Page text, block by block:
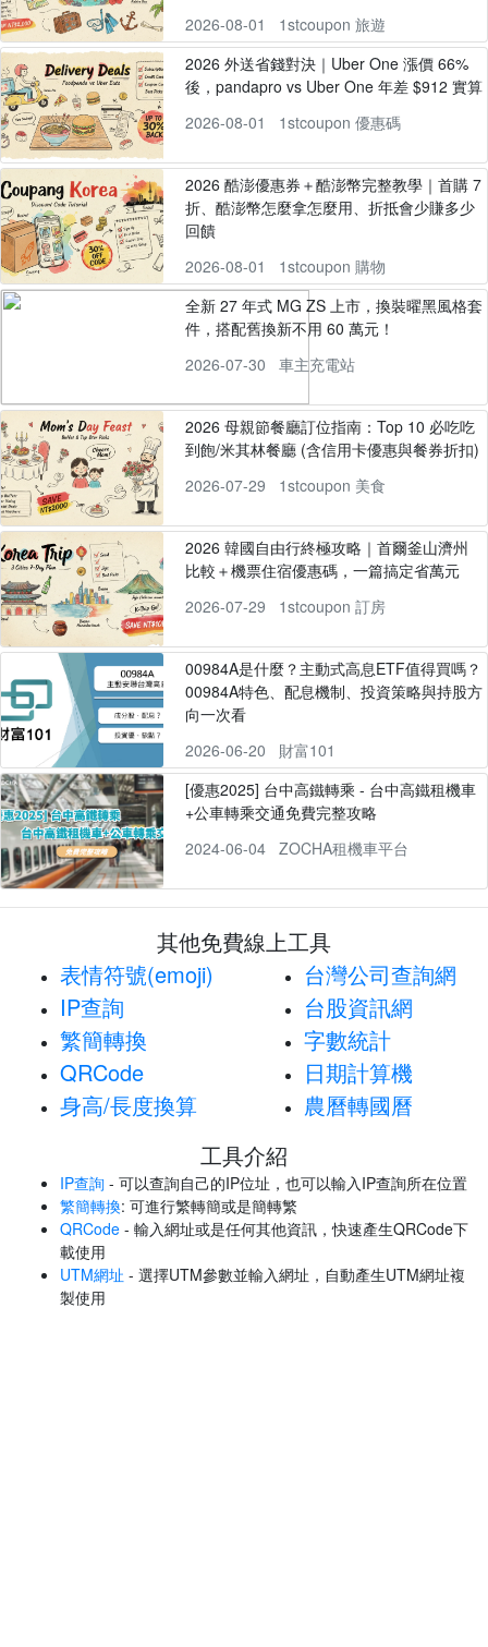
2026-08-01
1stcoupon 旅遊
2026 外送省錢對決｜Uber One 漲價 66%
後，pandapro vs Uber One 年差 $912 實算
2026-08-01
1stcoupon 優惠碼
2026 酷澎優惠券＋酷澎幣完整教學｜首購 7
折、酷澎幣怎麼拿怎麼用、折抵會少賺多少
回饋
2026-08-01
1stcoupon 購物
全新 27 年式 MG ZS 上市，換裝曜黑風格套
件，搭配舊換新不用 60 萬元！
2026-07-30
車主充電站
2026 母親節餐廳訂位指南：Top 10 必吃吃
到飽/米其林餐廳 (含信用卡優惠與餐券折扣)
2026-07-29
1stcoupon 美食
2026 韓國自由行終極攻略｜首爾釜山濟州
比較＋機票住宿優惠碼，一篇搞定省萬元
2026-07-29
1stcoupon 訂房
00984A是什麼？主動式高息ETF值得買嗎？
00984A特色、配息機制、投資策略與持股方
向一次看
2026-06-20
財富101
[優惠2025] 台中高鐵轉乘 - 台中高鐵租機車
+公車轉乘交通免費完整攻略
2024-06-04
ZOCHA租機車平台
其他免費線上工具
表情符號(emoji)
IP查詢
繁簡轉換
QRCode
身高/長度換算
台灣公司查詢網
台股資訊網
字數統計
日期計算機
農曆轉國曆
工具介紹
IP查詢 - 可以查詢自己的IP位址，也可以輸入IP查詢所在位置
繁簡轉換: 可進行繁轉簡或是簡轉繁
QRCode - 輸入網址或是任何其他資訊，快速產生QRCode下
載使用
UTM網址 - 選擇UTM參數並輸入網址，自動產生UTM網址複
製使用